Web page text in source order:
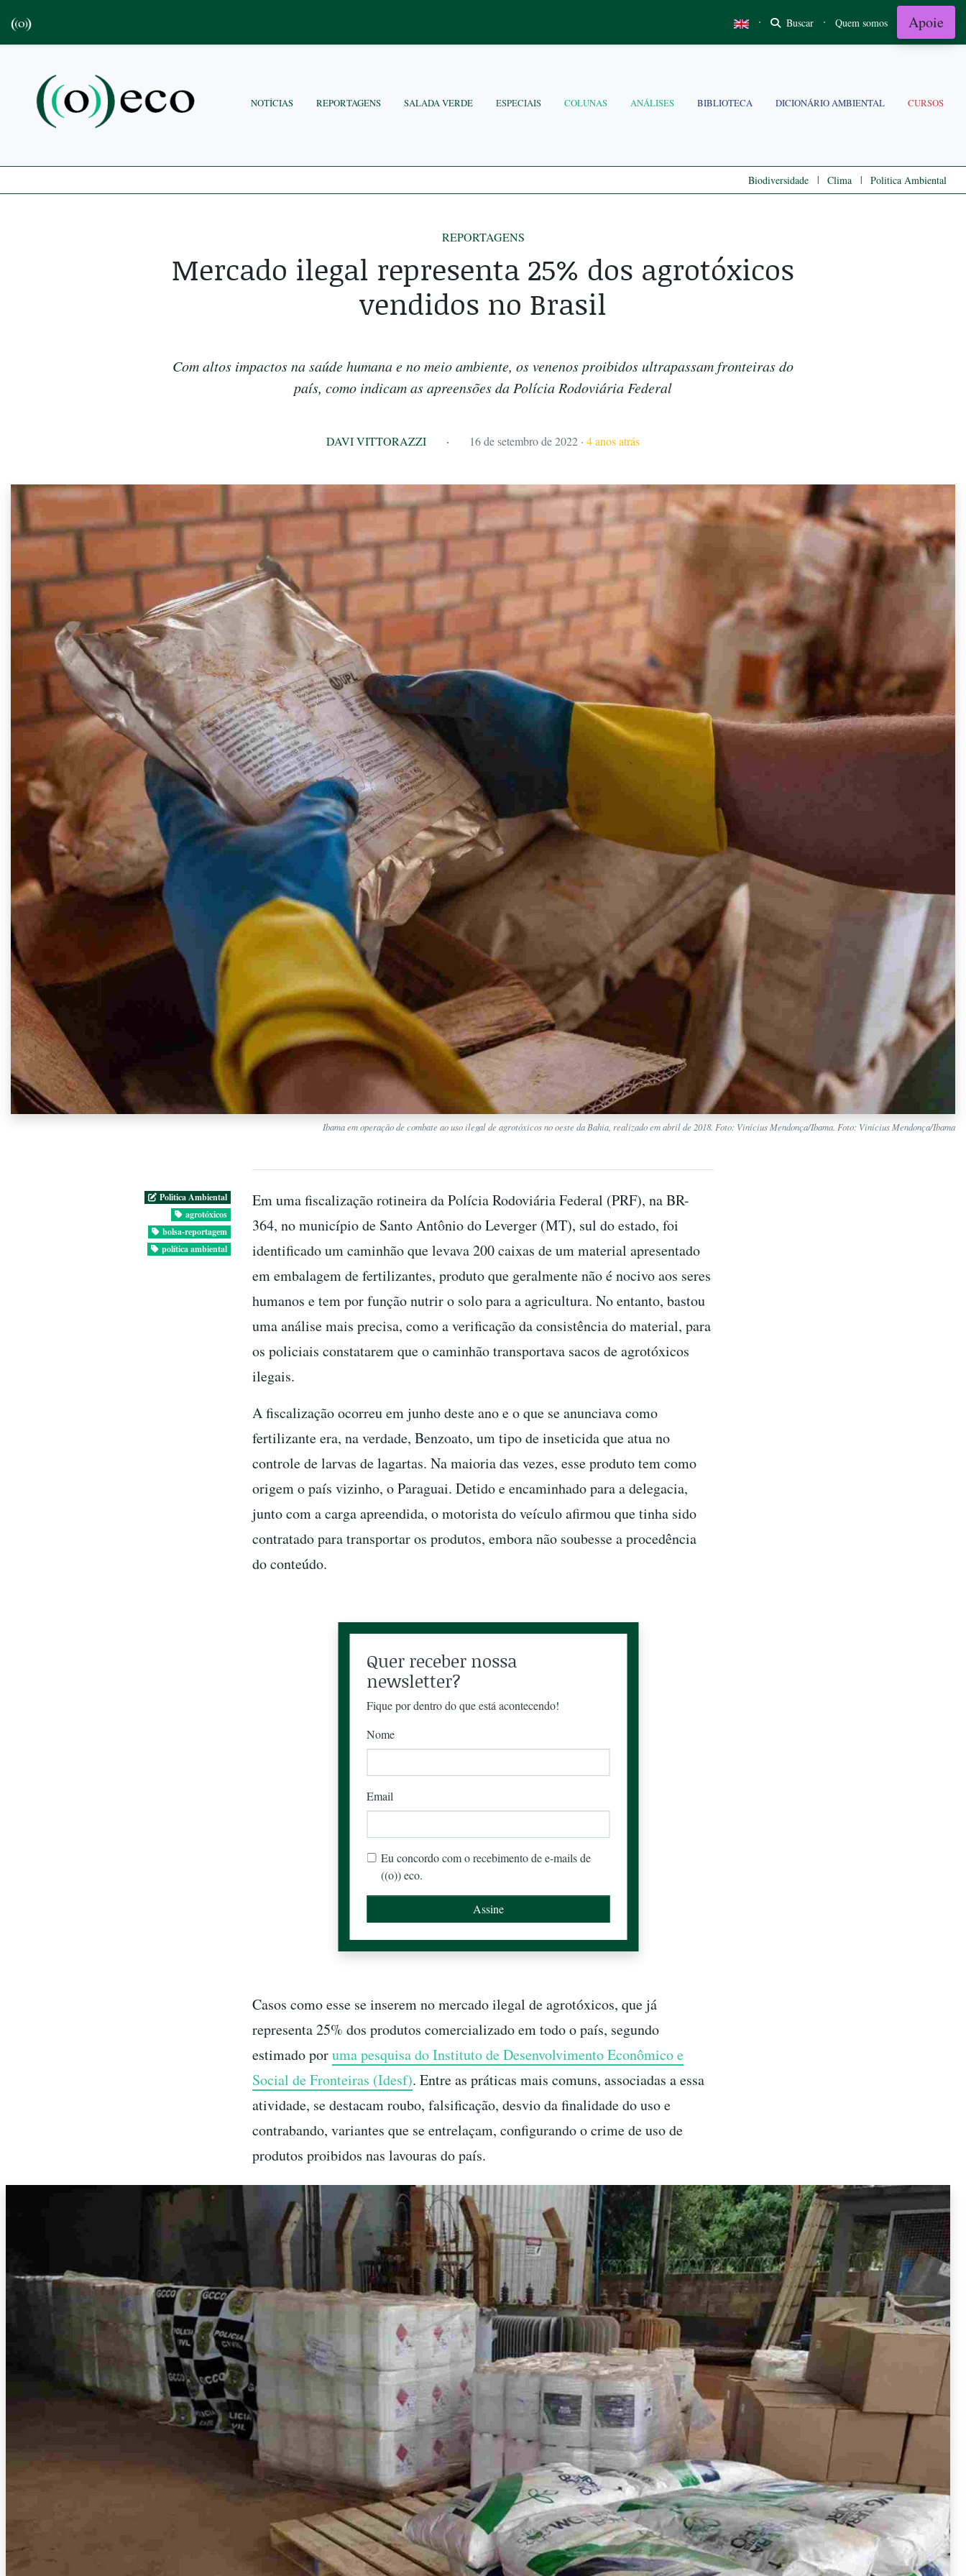
· Buscar · Quem somos Apoie
NOTÍCIAS REPORTAGENS SALADA VERDE ESPECIAIS COLUNAS ANÁLISES BIBLIOTECA DICIONÁRIO AMBIENTAL CURSOS
Biodiversidade | Clima | Politica Ambiental
REPORTAGENS
Mercado ilegal representa 25% dos agrotóxicos
vendidos no Brasil
Com altos impactos na saúde humana e no meio ambiente, os venenos proibidos ultrapassam fronteiras do
país, como indicam as apreensões da Polícia Rodoviária Federal
DAVI VITTORAZZI · 16 de setembro de 2022 · 4 anos atrás
Ibama em operação de combate ao uso ilegal de agrotóxicos no oeste da Bahia, realizado em abril de 2018. Foto: Vinícius Mendonça/Ibama. Foto: Vinícius Mendonça/Ibama
Politica Ambiental
agrotóxicos
bolsa-reportagem
política ambiental
Em uma fiscalização rotineira da Polícia Rodoviária Federal (PRF), na BR-
364, no município de Santo Antônio do Leverger (MT), sul do estado, foi
identificado um caminhão que levava 200 caixas de um material apresentado
em embalagem de fertilizantes, produto que geralmente não é nocivo aos seres
humanos e tem por função nutrir o solo para a agricultura. No entanto, bastou
uma análise mais precisa, como a verificação da consistência do material, para
os policiais constatarem que o caminhão transportava sacos de agrotóxicos
ilegais.
A fiscalização ocorreu em junho deste ano e o que se anunciava como
fertilizante era, na verdade, Benzoato, um tipo de inseticida que atua no
controle de larvas de lagartas. Na maioria das vezes, esse produto tem como
origem o país vizinho, o Paraguai. Detido e encaminhado para a delegacia,
junto com a carga apreendida, o motorista do veículo afirmou que tinha sido
contratado para transportar os produtos, embora não soubesse a procedência
do conteúdo.
Quer receber nossa
newsletter?
Fique por dentro do que está acontecendo!
Nome
Email
Eu concordo com o recebimento de e-mails de
((o)) eco.
Casos como esse se inserem no mercado ilegal de agrotóxicos, que já
representa 25% dos produtos comercializado em todo o país, segundo
estimado poruma pesquisa do Instituto de Desenvolvimento Econômico e
Social de Fronteiras (Idesf). Entre as práticas mais comuns, associadas a essa
atividade, se destacam roubo, falsificação, desvio da finalidade do uso e
contrabando, variantes que se entrelaçam, configurando o crime de uso de
produtos proibidos nas lavouras do país.